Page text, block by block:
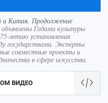
и Китая. Продолжение
Годами культуры
летию установления
государствами. Эксперты
совместные проекты и
в сфере искусства.
ВИДЕО